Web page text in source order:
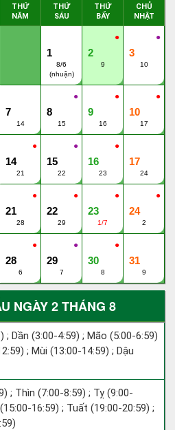
THỨ
NĂM
THỨ
SÁU
THỨ
BẨY
CHỦ
NHẬT
1
8/6
(nhuận)
●
2
9
●
3
10
7
14
●
8
15
●
9
16
●
10
17
●
14
21
●
15
22
●
16
23
17
24
●
21
28
●
22
29
●
23
1/7
●
24
2
●
28
6
●
29
7
●
30
8
31
9
NGÀY 2 THÁNG 8
; Dần (3:00-4:59) ; Mão (5:00-6:59)
; Mùi (13:00-14:59) ; Dậu
; Thìn (7:00-8:59) ; Tỵ (9:00-
16:59) ; Tuất (19:00-20:59) ;